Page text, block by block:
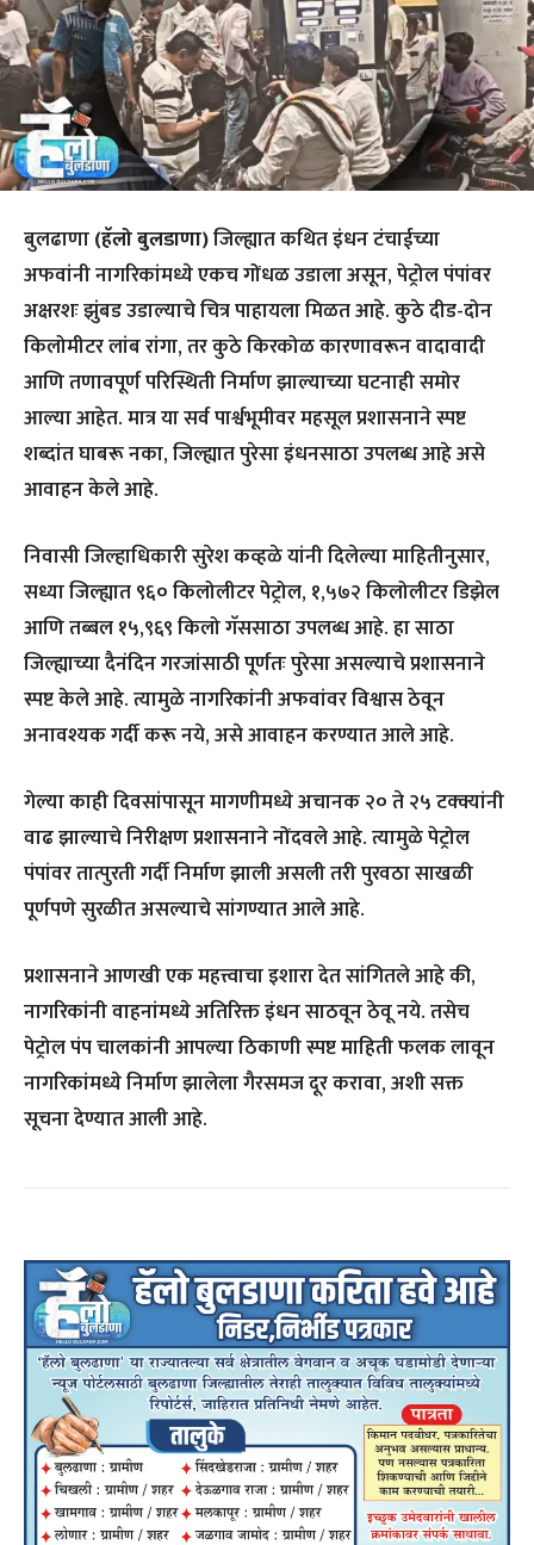
बुलढाणा(हॅलो बुलडाणा)जिल्ह्यात कथित इंधन टंचाईच्या
अफवांनी नागरिकांमध्ये एकच गोंधळ उडाला असून, पेट्रोल पंपांवर
अक्षरशः झुंबड उडाल्याचे चित्र पाहायला मिळत आहे. कुठे दीड-दोन
किलोमीटर लांब रांगा, तर कुठे किरकोळ कारणावरून वादावादी
आणि तणावपूर्ण परिस्थिती निर्माण झाल्याच्या घटनाही समोर
आल्या आहेत. मात्र या सर्व पार्श्वभूमीवर महसूल प्रशासनाने स्पष्ट
शब्दांत घाबरू नका, जिल्ह्यात पुरेसा इंधनसाठा उपलब्ध आहे असे
आवाहन केले आहे.
निवासी जिल्हाधिकारी सुरेश कव्हळे यांनी दिलेल्या माहितीनुसार,
सध्या जिल्ह्यात ९६० किलोलीटर पेट्रोल, १,५७२ किलोलीटर डिझेल
आणि तब्बल १५,९६९ किलो गॅससाठा उपलब्ध आहे. हा साठा
जिल्ह्याच्या दैनंदिन गरजांसाठी पूर्णतः पुरेसा असल्याचे प्रशासनाने
स्पष्ट केले आहे. त्यामुळे नागरिकांनी अफवांवर विश्वास ठेवून
अनावश्यक गर्दी करू नये, असे आवाहन करण्यात आले आहे.
गेल्या काही दिवसांपासून मागणीमध्ये अचानक २० ते २५ टक्क्यांनी
वाढ झाल्याचे निरीक्षण प्रशासनाने नोंदवले आहे. त्यामुळे पेट्रोल
पंपांवर तात्पुरती गर्दी निर्माण झाली असली तरी पुरवठा साखळी
पूर्णपणे सुरळीत असल्याचे सांगण्यात आले आहे.
प्रशासनाने आणखी एक महत्त्वाचा इशारा देत सांगितले आहे की,
नागरिकांनी वाहनांमध्ये अतिरिक्त इंधन साठवून ठेवू नये. तसेच
पेट्रोल पंप चालकांनी आपल्या ठिकाणी स्पष्ट माहिती फलक लावून
नागरिकांमध्ये निर्माण झालेला गैरसमज दूर करावा, अशी सक्त
सूचना देण्यात आली आहे.